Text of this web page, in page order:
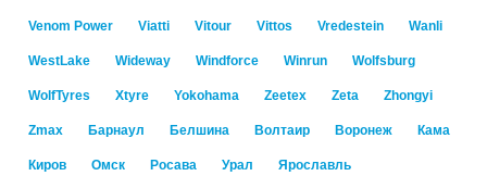
Venom Power Viatti Vitour Vittos Vredestein Wanli
WestLake Wideway Windforce Winrun Wolfsburg
WolfTyres Xtyre Yokohama Zeetex Zeta Zhongyi
Zmax Барнаул Белшина Волтаир Воронеж Кама
Киров Омск Росава Урал Ярославль